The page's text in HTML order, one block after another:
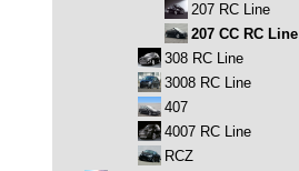
207 RC Line
207 CC RC Line
308 RC Line
3008 RC Line
407
4007 RC Line
RCZ